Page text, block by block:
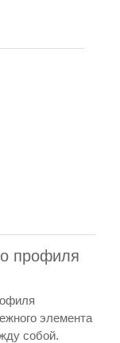
профиля
элемента
собой.